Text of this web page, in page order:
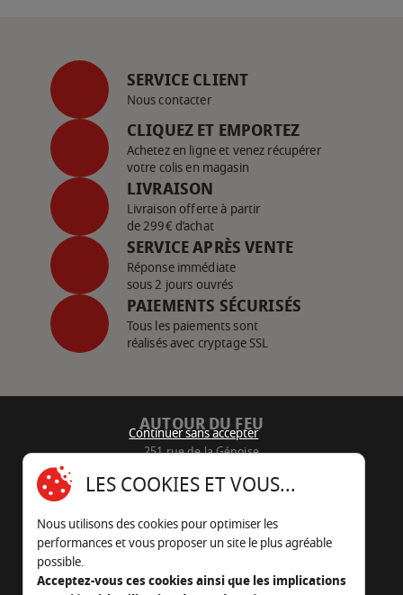
SERVICE CLIENT
Nous contacter
CLIQUEZ ET EMPORTEZ
Achetez en ligne et venez récupérer
votre colis en magasin
LIVRAISON
Livraison offerte à partir
de 299€ d’achat
SERVICE APRÈS VENTE
Réponse immédiate
sous 2 jours ouvrés
PAIEMENTS SÉCURISÉS
Tous les paiements sont
réalisés avec cryptage SSL
AUTOUR DU FEU
251 rue de la Génoise
05 45 22 98 09
Nous envoyer un e-mail
Continuer sans accepter
LES COOKIES ET VOUS...
Nous utilisons des cookies pour optimiser les
performances et vous proposer un site le plus agréable
possible.
Acceptez-vous ces cookies ainsi que les implications